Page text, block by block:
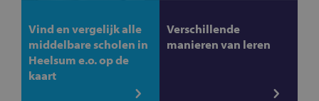
Vind en vergelijk alle
middelbare scholen in
Heelsum e.o. op de
kaart
Verschillende
manieren van leren